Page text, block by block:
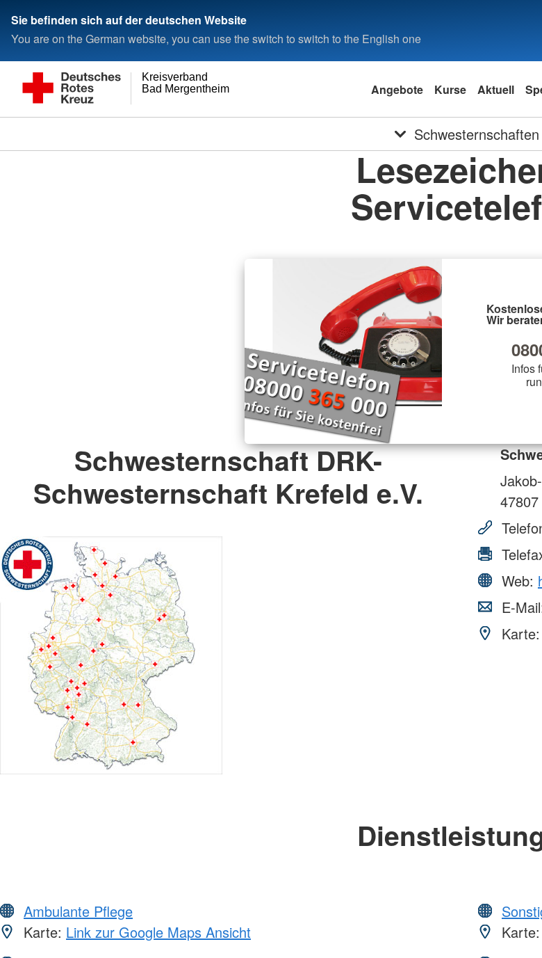
Sie befinden sich auf der deutschen Website
You are on the German website, you can use the switch to switch to the English one
Bad Mergentheim e.V.
Kreisverband
Angebote Kurse Aktuell
Schwesternschaften
Wir
Infos
Schwesternschaft DRK-
Schwesternschaft Krefeld e.V.
47807
Web:
E-
Karte:
Ambulante Pflege
Karte: Link zur Google Maps Ansicht
Karte: